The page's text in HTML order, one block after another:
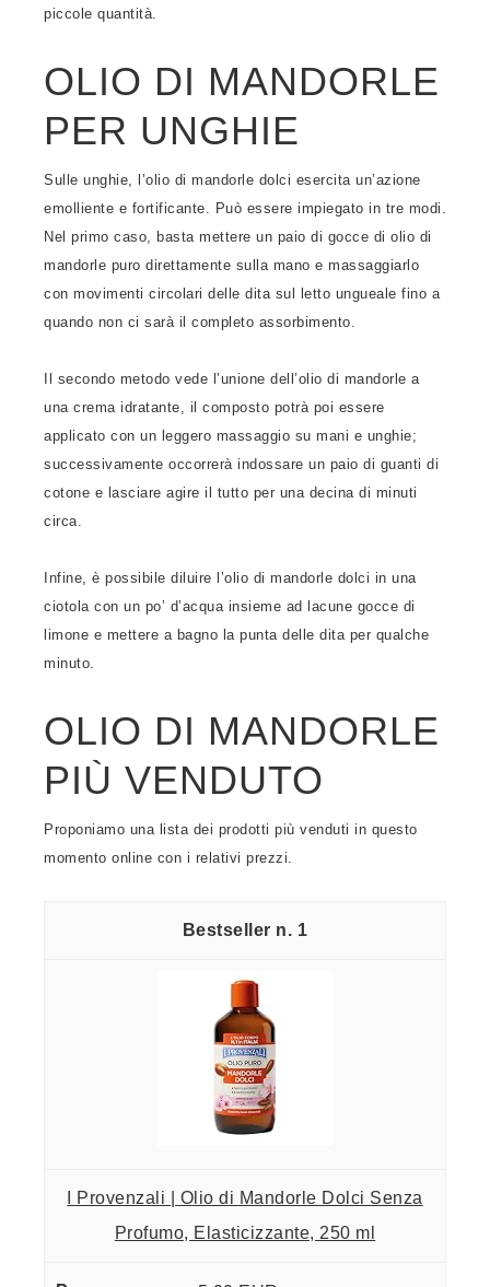
piccole quantità.
OLIO DI MANDORLE
PER UNGHIE
Sulle unghie, l’olio di mandorle dolci esercita un’azione
emolliente e fortificante. Può essere impiegato in tre modi.
Nel primo caso, basta mettere un paio di gocce di olio di
mandorle puro direttamente sulla mano e massaggiarlo
con movimenti circolari delle dita sul letto ungueale fino a
quando non ci sarà il completo assorbimento.
Il secondo metodo vede l’unione dell’olio di mandorle a
una crema idratante, il composto potrà poi essere
applicato con un leggero massaggio su mani e unghie;
successivamente occorrerà indossare un paio di guanti di
cotone e lasciare agire il tutto per una decina di minuti
circa.
Infine, è possibile diluire l’olio di mandorle dolci in una
ciotola con un po’ d’acqua insieme ad lacune gocce di
limone e mettere a bagno la punta delle dita per qualche
minuto.
OLIO DI MANDORLE
PIÙ VENDUTO
Proponiamo una lista dei prodotti più venduti in questo
momento online con i relativi prezzi.
1
I Provenzali | Olio di Mandorle Dolci Senza
Profumo, Elasticizzante, 250 ml